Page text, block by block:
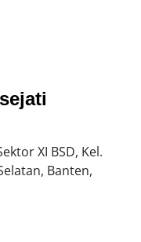
XI BSD, Kel.
Banten,